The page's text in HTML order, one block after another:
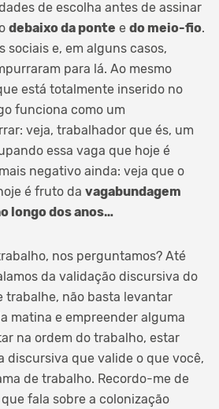
de escolha antes de assinar
debaixo da ponte e do meio-fio.
sociais e, em alguns casos,
para lá. Ao mesmo
está totalmente inserido no
funciona como um
veja, trabalhador que és, um
essa vaga que hoje é
negativo ainda: veja que o
é fruto da vagabundagem
longo dos anos…
nos perguntamos? Até
da validação discursiva do
trabalhe, não basta levantar
matina e empreender alguma
na ordem do trabalho, estar
discursiva que valide o que você,
de trabalho. Recordo-me de
fala sobre a colonização